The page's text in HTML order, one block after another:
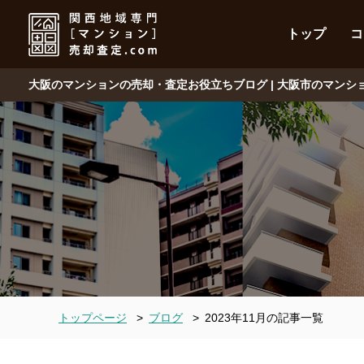
トップ
大阪のマンションの売却・査定お役立ちブログ | 大阪市のマン
トップページ > ブログ > 2023年11月の記事一覧